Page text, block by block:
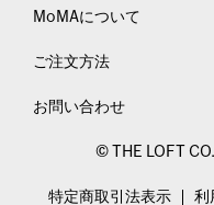
MoMAについて
ご注文方法
お問い合わせ
© THE LOFT
特定商取引法表示 利